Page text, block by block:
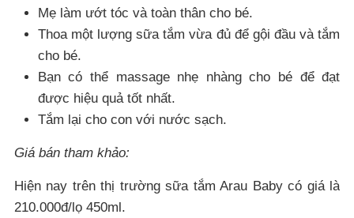
Mẹ làm ướt tóc và toàn thân cho bé.
Thoa một lượng sữa tắm vừa đủ để gội đầu và tắm
cho bé.
Bạn có thể massage nhẹ nhàng cho bé để đạt
được hiệu quả tốt nhất.
Tắm lại cho con với nước sạch.
Giá bán tham khảo:
Hiện nay trên thị trường sữa tắm Arau Baby có giá là
210.000đ/lọ 450ml.